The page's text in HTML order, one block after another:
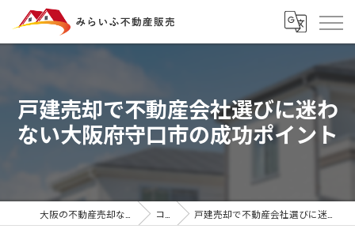
戸建売却で不動産会社選びに迷わ
ない大阪府守口市の成功ポイント
コラム 戸建売却で不動産会社選びに迷わない大阪府守口市の成功ポイント